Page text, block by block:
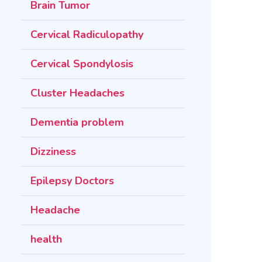
Brain Tumor
Cervical Radiculopathy
Cervical Spondylosis
Cluster Headaches
Dementia problem
Dizziness
Epilepsy Doctors
Headache
health